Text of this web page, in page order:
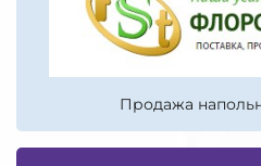
Продажа